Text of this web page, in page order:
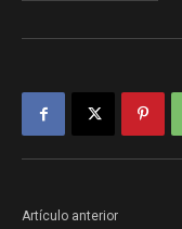
Artículo anterior